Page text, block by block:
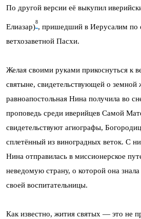
По другой версии её выкупил
Елиазар)
8
, пришедший в Иерусалим по
ветхозаветной Пасхи.
Желая своими руками прикоснуться к
святыне, свидетельствующей о земной
равноапостольная Нина получила во
проповедь среди иверийцев Самой
свидетельствуют агиографы,
сплетённый из виноградных веток. С
Нина отправилась в миссионерское
неведомую страну, о которой она
своей воспитательницы.
Как известно, жития святых — это не